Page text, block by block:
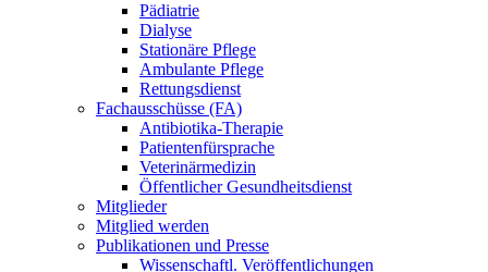
Pädiatrie
Dialyse
Stationäre Pflege
Ambulante Pflege
Rettungsdienst
Fachausschüsse (FA)
Antibiotika-Therapie
Patientenfürsprache
Veterinärmedizin
Öffentlicher Gesundheitsdienst
Mitglieder
Mitglied werden
Publikationen und Presse
Wissenschaftl. Veröffentlichungen